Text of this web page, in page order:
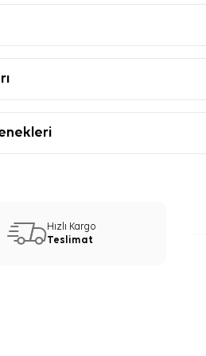
pratik şekillendirme sağlar.
Düz Eşarp, beyaz gömlek, açık tonlu
Hızlı Kargo
Teslimat